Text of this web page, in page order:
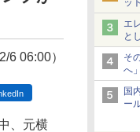
ッ
ー
ど
エ
と
ス
え
そ
へ
警
国
ー
ま
6 06:00）
、元横